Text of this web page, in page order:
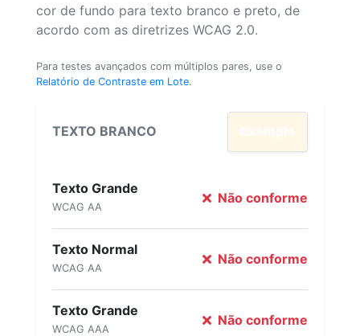
cor de fundo para texto branco e preto, de
acordo com as diretrizes WCAG 2.0.
Para testes avançados com múltiplos pares, use o
Relatório de Contraste em Lote.
TEXTO BRANCO Exemplo
Texto Grande
WCAG AA
Não conforme
Texto Normal
WCAG AA
Não conforme
Texto Grande
WCAG AAA
Não conforme